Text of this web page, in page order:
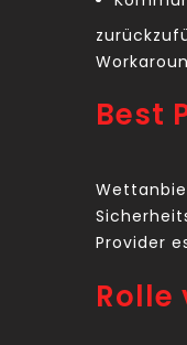
Best
Provider
Rolle